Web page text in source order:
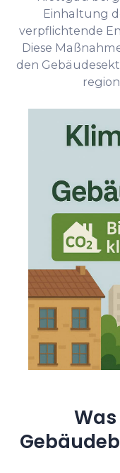
Einhaltung
verpflichtende
Diese
den